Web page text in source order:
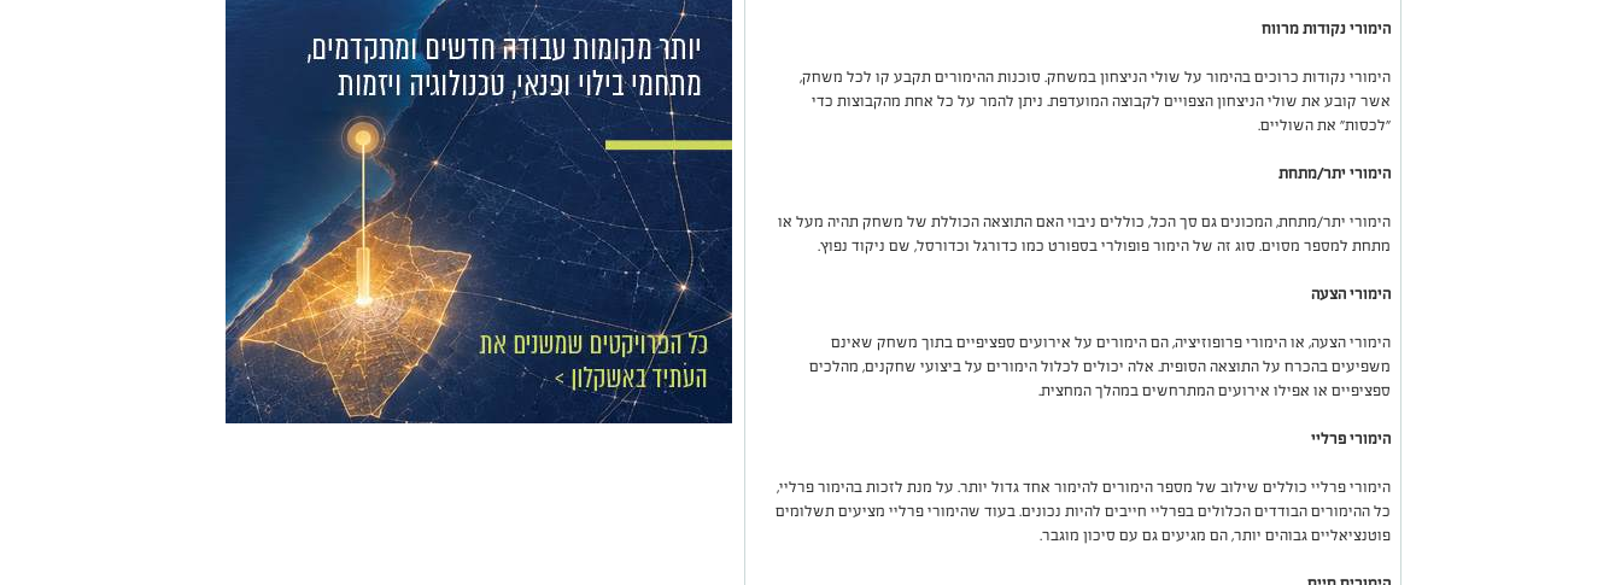
הימורי נקודות מרווח
הימורי נקודות כרוכים בהימור על שולי הניצחון במשחק. סוכנות ההימורים תקבע קו לכל משחק,
אשר קובע את שולי הניצחון הצפויים לקבוצה המועדפת. ניתן להמר על כל אחת מהקבוצות כדי
"לכסות" את השוליים.
הימורי יתר/מתחת
הימורי יתר/מתחת, המכונים גם סך הכל, כוללים ניבוי האם התוצאה הכוללת של משחק תהיה מעל או
מתחת למספר מסוים. סוג זה של הימור פופולרי בספורט כמו כדורגל וכדורסל, שם ניקוד נפוץ.
הימורי הצעה
הימורי הצעה, או הימורי פרופוזיציה, הם הימורים על אירועים ספציפיים בתוך משחק שאינם
משפיעים בהכרח על התוצאה הסופית. אלה יכולים לכלול הימורים על ביצועי שחקנים, מהלכים
ספציפיים או אפילו אירועים המתרחשים במהלך המחצית.
הימורי פרליי
הימורי פרליי כוללים שילוב של מספר הימורים להימור אחד גדול יותר. על מנת לזכות בהימור פרליי,
כל ההימורים הבודדים הכלולים בפרליי חייבים להיות נכונים. בעוד שהימורי פרליי מציעים תשלומים
פוטנציאליים גבוהים יותר, הם מגיעים גם עם סיכון מוגבר.